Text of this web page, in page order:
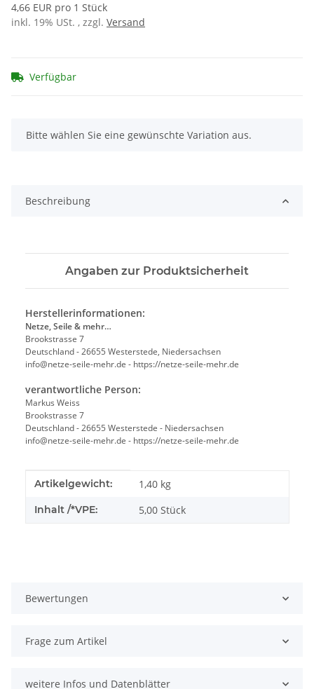
4,66 EUR pro 1 Stück
inkl. 19% USt. , zzgl. Versand
Verfügbar
x
Bitte wählen Sie eine gewünschte Variation aus.
Beschreibung
Angaben zur Produktsicherheit
Herstellerinformationen:
Netze, Seile & mehr…
Brookstrasse 7
Deutschland - 26655 Westerstede, Niedersachsen
info@netze-seile-mehr.de - https://netze-seile-mehr.de
verantwortliche Person:
Markus Weiss
Brookstrasse 7
Deutschland - 26655 Westerstede - Niedersachsen
info@netze-seile-mehr.de - https://netze-seile-mehr.de
Produkteigenschaft
Wert
Artikelgewicht: 1,40 kg
Inhalt /*VPE: 5,00 Stück
Bewertungen
Frage zum Artikel
weitere Infos und Datenblätter